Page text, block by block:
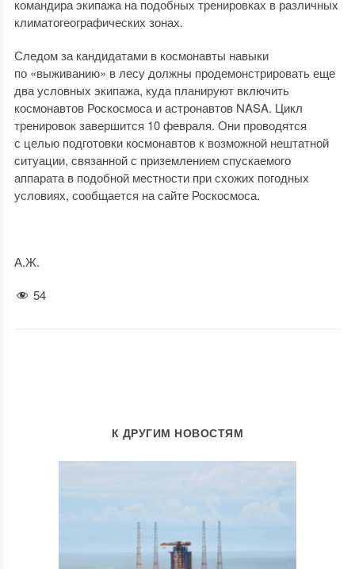
командира экипажа на подобных тренировках в различных
климатогеографических зонах.
Следом за кандидатами в космонавты навыки
по «выживанию» в лесу должны продемонстрировать еще
два условных экипажа, куда планируют включить
космонавтов Роскосмоса и астронавтов NASA. Цикл
тренировок завершится 10 февраля. Они проводятся
с целью подготовки космонавтов к возможной нештатной
ситуации, связанной с приземлением спускаемого
аппарата в подобной местности при схожих погодных
условиях, сообщается на сайте Роскосмоса.
А.Ж.
54
К ДРУГИМ НОВОСТЯМ